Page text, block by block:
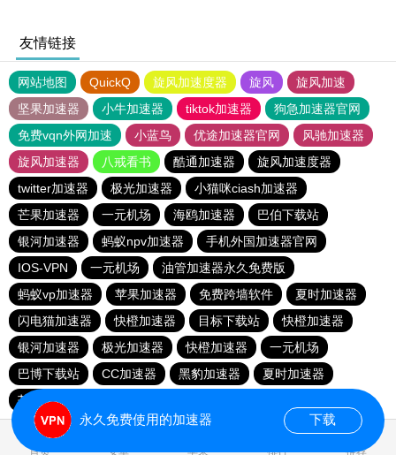
友情链接
网站地图 QuickQ 旋风加速度器 旋风
旋风加速
坚果加速器
小牛加速器 tiktok加速器
狗急加速器官网
免费vqn外网加速
小蓝鸟 优途加速器官网
风驰加速器
旋风加速器
八戒看书 酷通加速器
旋风加速度器
twitter加速器
极光加速器
小猫咪ciash加速器
芒果加速器
一元机场 海鸥加速器
巴伯下载站
银河加速器
蚂蚁npv加速器
手机外国加速器官网
IOS-VPN
一元机场
油管加速器永久免费版
蚂蚁vp加速器
苹果加速器 免费跨墙软件
夏时加速器
闪电猫加速器
快橙加速器 目标下载站
快橙加速器
银河加速器
极光加速器 快橙加速器
一元机场
巴博下载站
CC加速器 黑豹加速器
夏时加速器
芒果加速器
首页 安卓 苹果 排行 推荐
永久免费使用的加速器 下载